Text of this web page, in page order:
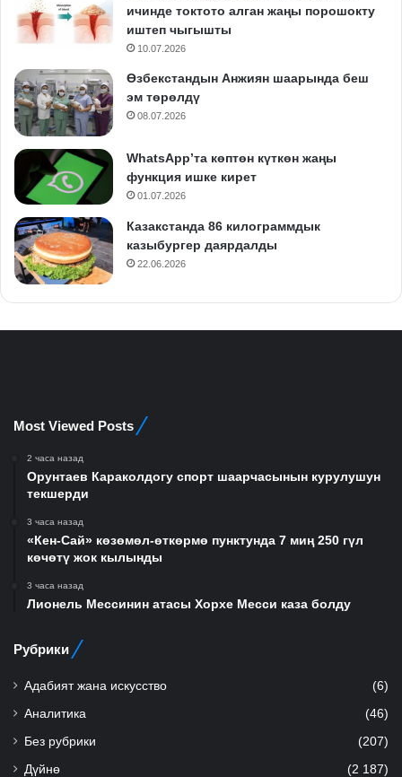
ичинде токтото алган жаңы порошокту
иштеп чыгышты
10.07.2026
Өзбекстандын Анжиян шаарында беш
эм төрөлдү
08.07.2026
WhatsApp’та көптөн күткөн жаңы
функция ишке кирет
01.07.2026
Казакстанда 86 килограммдык
казыбургер даярдалды
22.06.2026
Most Viewed Posts
2 часа назад
Орунтаев Караколдогу спорт шаарчасынын курулушун
текшерди
3 часа назад
«Кен-Сай» көзөмөл-өткөрмө пунктунда 7 миң 250 гүл
көчөтү жок кылынды
3 часа назад
Лионель Мессинин атасы Хорхе Месси каза болду
Рубрики
Адабият жана искусство (6)
Аналитика (46)
Без рубрики (207)
Дүйнө (2 187)